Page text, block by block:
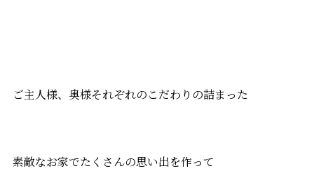
ご主人様、奥様それぞれのこだわりの詰まった
素敵なお家でたくさんの思い出を作って